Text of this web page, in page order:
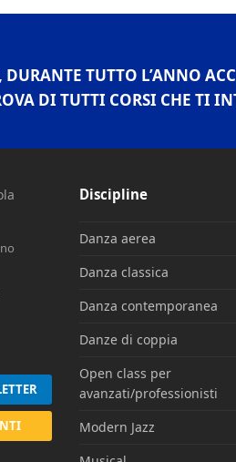
TUTTO L’ANNO
DI TUTTI CORSI CHE TI
Discipline
Danza aerea
Danza classica
Danza contemporanea
Danze di coppia
Open class per
avanzati/professionisti
Modern Jazz